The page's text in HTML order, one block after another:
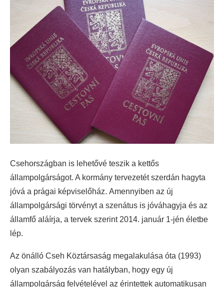
Csehországban is lehetővé teszik a kettős
állampolgárságot. A kormány tervezetét szerdán hagyta
jóvá a prágai képviselőház. Amennyiben az új
állampolgársági törvényt a szenátus is jóváhagyja és az
államfő aláírja, a tervek szerint 2014. január 1-jén életbe
lép.
Az önálló Cseh Köztársaság megalakulása óta (1993)
olyan szabályozás van hatályban, hogy egy új
állampolgárság felvételével az érintettek automatikusan